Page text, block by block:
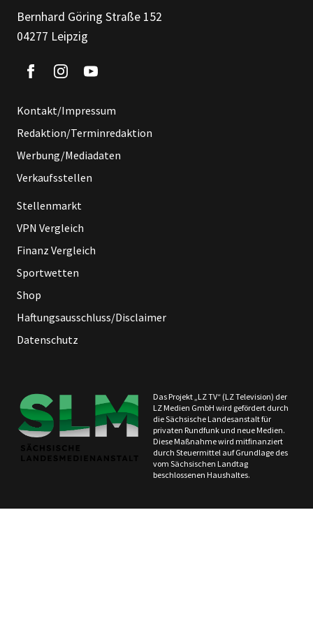
Bernhard Göring Straße 152
04277 Leipzig
Kontakt/Impressum
Redaktion/Terminredaktion
Werbung/Mediadaten
Verkaufsstellen
Stellenmarkt
VPN Vergleich
Finanz Vergleich
Sportwetten
Shop
Haftungsausschluss/Disclaimer
Datenschutz
Das Projekt „LZ TV“ (LZ Television) der
LZ Medien GmbH wird gefördert durch
die Sächsische Landesanstalt für
privaten Rundfunk und neue Medien.
Diese Maßnahme wird mitfinanziert
durch Steuermittel auf Grundlage des
vom Sächsischen Landtag
beschlossenen Haushaltes.